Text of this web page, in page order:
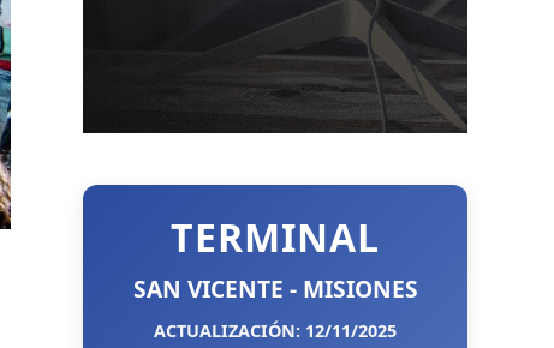
TERMINAL
SAN VICENTE - MISIONES
ACTUALIZACIÓN: 12/11/2025